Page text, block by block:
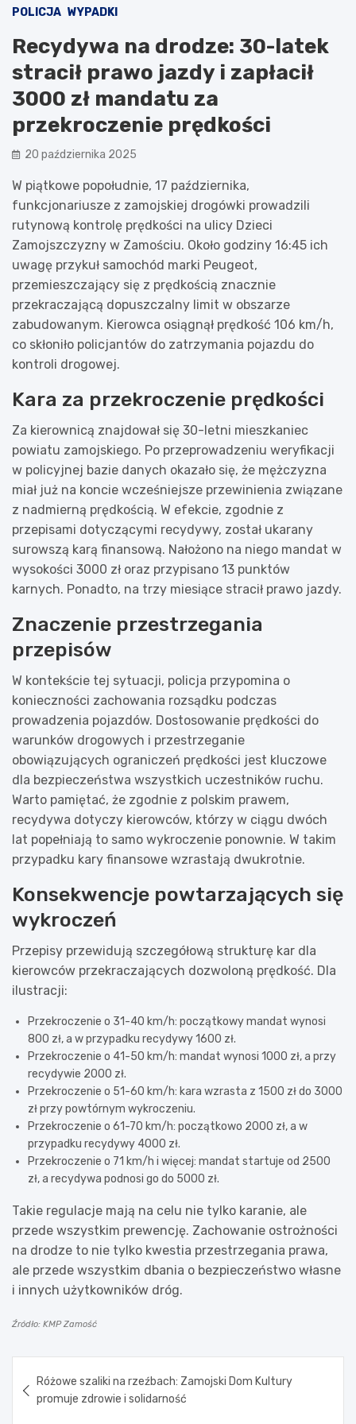
POLICJA WYPADKI
Recydywa na drodze: 30-latek
stracił prawo jazdy i zapłacił
3000 zł mandatu za
przekroczenie prędkości
20 października 2025
W piątkowe popołudnie, 17 października,
funkcjonariusze z zamojskiej drogówki prowadzili
rutynową kontrolę prędkości na ulicy Dzieci
Zamojszczyzny w Zamościu. Około godziny 16:45 ich
uwagę przykuł samochód marki Peugeot,
przemieszczający się z prędkością znacznie
przekraczającą dopuszczalny limit w obszarze
zabudowanym. Kierowca osiągnął prędkość 106 km/h,
co skłoniło policjantów do zatrzymania pojazdu do
kontroli drogowej.
Kara za przekroczenie prędkości
Za kierownicą znajdował się 30-letni mieszkaniec
powiatu zamojskiego. Po przeprowadzeniu weryfikacji
w policyjnej bazie danych okazało się, że mężczyzna
miał już na koncie wcześniejsze przewinienia związane
z nadmierną prędkością. W efekcie, zgodnie z
przepisami dotyczącymi recydywy, został ukarany
surowszą karą finansową. Nałożono na niego mandat w
wysokości 3000 zł oraz przypisano 13 punktów
karnych. Ponadto, na trzy miesiące stracił prawo jazdy.
Znaczenie przestrzegania
przepisów
W kontekście tej sytuacji, policja przypomina o
konieczności zachowania rozsądku podczas
prowadzenia pojazdów. Dostosowanie prędkości do
warunków drogowych i przestrzeganie
obowiązujących ograniczeń prędkości jest kluczowe
dla bezpieczeństwa wszystkich uczestników ruchu.
Warto pamiętać, że zgodnie z polskim prawem,
recydywa dotyczy kierowców, którzy w ciągu dwóch
lat popełniają to samo wykroczenie ponownie. W takim
przypadku kary finansowe wzrastają dwukrotnie.
Konsekwencje powtarzających się
wykroczeń
Przepisy przewidują szczegółową strukturę kar dla
kierowców przekraczających dozwoloną prędkość. Dla
ilustracji:
Przekroczenie o 31-40 km/h: początkowy mandat wynosi
800 zł, a w przypadku recydywy 1600 zł.
Przekroczenie o 41-50 km/h: mandat wynosi 1000 zł, a przy
recydywie 2000 zł.
Przekroczenie o 51-60 km/h: kara wzrasta z 1500 zł do 3000
zł przy powtórnym wykroczeniu.
Przekroczenie o 61-70 km/h: początkowo 2000 zł, a w
przypadku recydywy 4000 zł.
Przekroczenie o 71 km/h i więcej: mandat startuje od 2500
zł, a recydywa podnosi go do 5000 zł.
Takie regulacje mają na celu nie tylko karanie, ale
przede wszystkim prewencję. Zachowanie ostrożności
na drodze to nie tylko kwestia przestrzegania prawa,
ale przede wszystkim dbania o bezpieczeństwo własne
i innych użytkowników dróg.
Źródło: KMP Zamość
wpisu
Różowe szaliki na rzeźbach: Zamojski Dom Kultury
promuje zdrowie i solidarność